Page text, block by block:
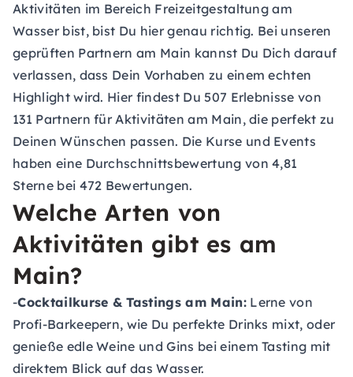
Aktivitäten im Bereich Freizeitgestaltung am
Wasser bist, bist Du hier genau richtig. Bei unseren
geprüften Partnern am Main kannst Du Dich darauf
verlassen, dass Dein Vorhaben zu einem echten
Highlight wird. Hier findest Du 507 Erlebnisse von
131 Partnern für Aktivitäten am Main, die perfekt zu
Deinen Wünschen passen. Die Kurse und Events
haben eine Durchschnittsbewertung von 4,81
Sterne bei 472 Bewertungen.
Welche Arten von
Aktivitäten gibt es am
Main?
-Cocktailkurse & Tastings am Main:Lerne von
Profi-Barkeepern, wie Du perfekte Drinks mixt, oder
genieße edle Weine und Gins bei einem Tasting mit
direktem Blick auf das Wasser.